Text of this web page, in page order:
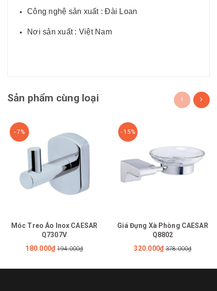
Công nghệ sản xuất : Đài Loan
Nơi sản xuất : Việt Nam
Sản phẩm cùng loại
- 7%
Móc Treo Áo Inox CAESAR
Q7307V
180.000₫ 194.000₫
- 15%
Giá Đựng Xà Phòng CAESAR
Q8802
320.000₫ 378.000₫